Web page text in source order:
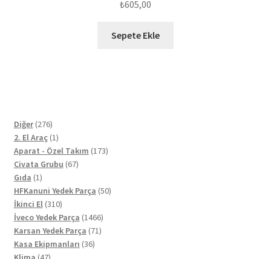
₺605,00
Sepete Ekle
Diğer 276276
ürün
2. El Araç 11
ürün
Aparat - Özel Takım 173173
Civata Grubu 6767
Gıda 11
ürün
HFKanuni Yedek Parça 5050
İkinci El 310310
ürün
İveco Yedek Parça 14661466
ürün
Karsan Yedek Parça 7171
Kasa Ekipmanları 3636
47